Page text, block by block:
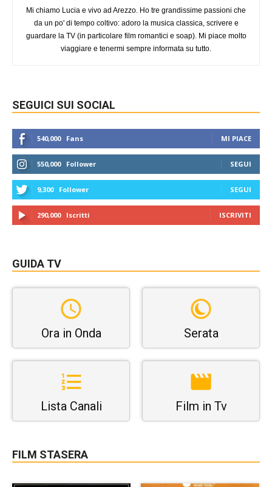
Mi chiamo Lucia e vivo ad Arezzo. Ho tre grandissime passioni che
da un po' di tempo coltivo: adoro la musica classica, scrivere e
guardare la TV (in particolare film romantici e soap). Mi piace molto
viaggiare e tenermi sempre informata su tutto.
SEGUICI SUI SOCIAL
540,000 Fans MI PIACE
550,000 Follower SEGUI
9,300 Follower SEGUI
290,000 Iscritti ISCRIVITI
GUIDA TV
Ora in Onda Serata
Lista Canali Film in Tv
FILM STASERA